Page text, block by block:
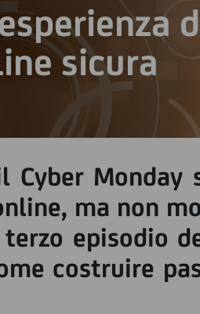
sicura
Cyber
ma non
episodio
costruire